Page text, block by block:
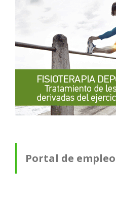
Portal de empleo